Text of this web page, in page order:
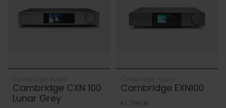
Cambridge Audio
Cambridge CXN 100
Lunar Grey
Cambridge Audio
Cambridge EXN100
€1.799,00